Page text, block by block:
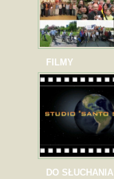
FILMY
DO SŁUCHANIA